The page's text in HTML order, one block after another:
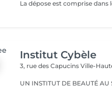
Institut Cybèle
3, rue des CapucinsVille-
UN INSTITUT DE BEAUTÉ AU